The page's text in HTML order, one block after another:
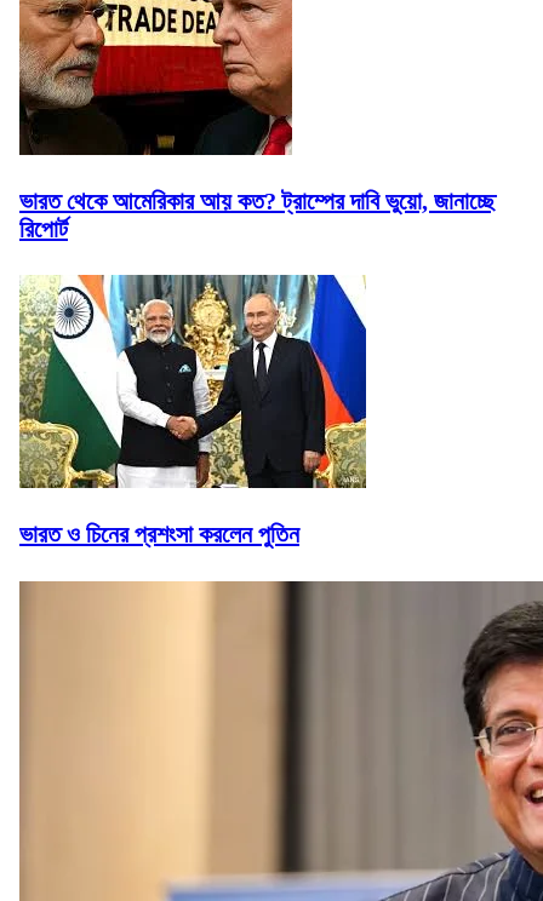
ভারত থেকে আমেরিকার আয় কত? ট্রাম্পের দাবি ভুয়ো, জানাচ্ছে
রিপোর্ট
ভারত ও চিনের প্রশংসা করলেন পুতিন